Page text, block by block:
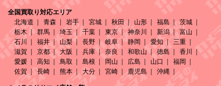
全国買取り対応エリア
北海道
青森 岩手 宮城 秋田 山形 福島
茨城
栃木
群馬 埼玉 千葉 東京 神奈川 新潟
富山
石川
福井 山梨 長野 岐阜 静岡 愛知
三重
滋賀
京都 大阪 兵庫 奈良 和歌山 徳島
香川
愛媛
高知 鳥取 島根 岡山 広島 山口
福岡
佐賀
長崎 熊本 大分 宮崎 鹿児島 沖縄